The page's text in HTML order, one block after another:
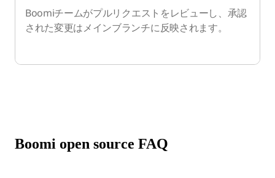
Boomiチームがプルリクエストをレビューし、承認
された変更はメインブランチに反映されます。
Boomi open source FAQ